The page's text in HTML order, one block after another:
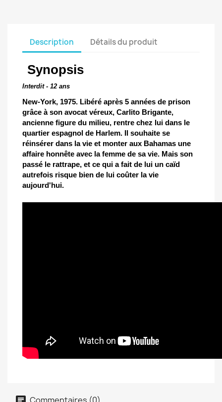
Description Détails du produit
Synopsis
Interdit - 12 ans
New-York, 1975. Libéré après 5 années de prison
grâce à son avocat véreux, Carlito Brigante,
ancienne figure du milieu, rentre chez lui dans le
quartier espagnol de Harlem. Il souhaite se
réinsérer dans la vie et monter aux Bahamas une
affaire honnête avec la femme de sa vie. Mais son
passé le rattrape, et ce qui a fait de lui un caïd
autrefois risque bien de lui coûter la vie
aujourd'hui.
Commentaires (0)
Créer une liste d'envies